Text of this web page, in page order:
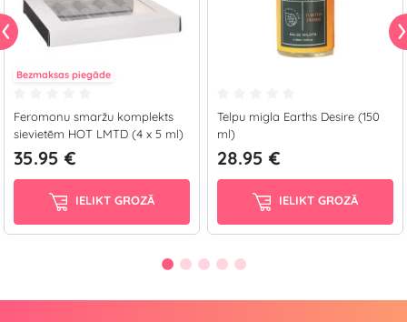
Bezmaksas piegāde
Feromonu smaržu komplekts
sievietēm HOT LMTD (4 x 5 ml)
35.95 €
IELIKT GROZĀ
Telpu migla Earths Desire (150
ml)
28.95 €
IELIKT GROZĀ